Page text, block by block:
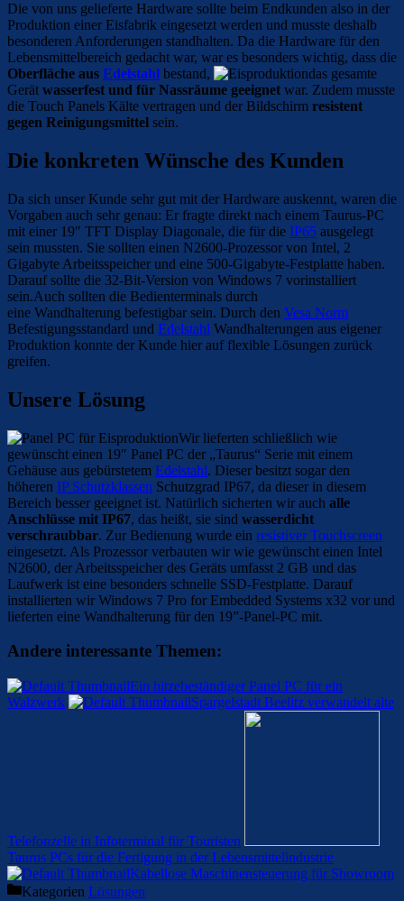
Die von uns gelieferte Hardware sollte beim Endkunden also in der
Produktion einer Eisfabrik eingesetzt werden und musste deshalb
besonderen Anforderungen standhalten. Da die Hardware für den
Lebensmittelbereich gedacht war, war es besonders wichtig, dass die
Oberfläche aus Edelstahl bestand,
das gesamte
Gerät wasserfest und für Nassräume geeignet war. Zudem musste
die Touch Panels Kälte vertragen und der Bildschirm resistent
gegen Reinigungsmittel sein.
Die konkreten Wünsche des Kunden
Da sich unser Kunde sehr gut mit der Hardware auskennt, waren die
Vorgaben auch sehr genau: Er fragte direkt nach einem Taurus-PC
mit einer 19″ TFT Display Diagonale, die für die IP65 ausgelegt
sein mussten. Sie sollten einen N2600-Prozessor von Intel, 2
Gigabyte Arbeitsspeicher und eine 500-Gigabyte-Festplatte haben.
Darauf sollte die 32-Bit-Version von Windows 7 vorinstalliert
sein.Auch sollten die Bedienterminals durch
eine Wandhalterung befestigbar sein. Durch den Vesa Norm
Befestigungsstandard und Edelstahl Wandhalterungen aus eigener
Produktion konnte der Kunde hier auf flexible Lösungen zurück
greifen.
Unsere Lösung
Wir lieferten schließlich wie
gewünscht einen 19″ Panel PC der „Taurus“ Serie mit einem
Gehäuse aus gebürstetem Edelstahl. Dieser besitzt sogar den
höheren IP Schutzklassen Schutzgrad IP67, da dieser in diesem
Bereich besser geeignet ist. Natürlich sicherten wir auch alle
Anschlüsse mit IP67, das heißt, sie sind wasserdicht
verschraubbar. Zur Bedienung wurde ein resistiver Touchscreen
eingesetzt. Als Prozessor verbauten wir wie gewünscht einen Intel
N2600, der Arbeitsspeicher des Geräts umfasst 2 GB und das
Laufwerk ist eine besonders schnelle SSD-Festplatte. Darauf
installierten wir Windows 7 Pro for Embedded Systems x32 vor und
lieferten eine Wandhalterung für den 19”-Panel-PC mit.
Andere interessante Themen:
Ein hitzebeständiger Panel PC für ein
Walzwerk
Spargelstadt Beelitz verwandelt alte
Telefonzelle in Infoterminal für Touristen
Taurus PCs für die Fertigung in der Lebensmittelindustrie
Kabellose Maschinensteuerung für Showroom
Kategorien Lösungen